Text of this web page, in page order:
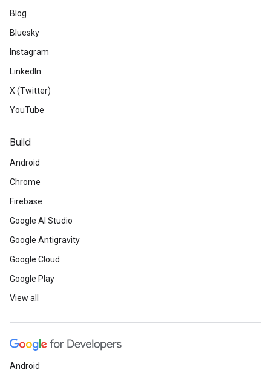
Blog
Bluesky
Instagram
LinkedIn
X (Twitter)
YouTube
Build
Android
Chrome
Firebase
Google AI Studio
Google Antigravity
Google Cloud
Google Play
View all
Android